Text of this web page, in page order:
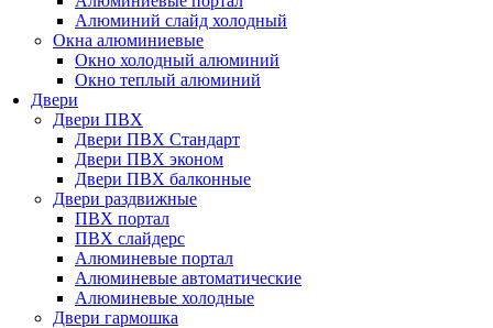
Алюминий слайд холодный
Окна алюминиевые
Окно холодный алюминий
Окно теплый алюминий
Двери
Двери ПВХ
Двери ПВХ Стандарт
Двери ПВХ эконом
Двери ПВХ балконные
Двери раздвижные
ПВХ портал
ПВХ слайдерс
Алюминевые портал
Алюминевые автоматические
Алюминевые холодные
Двери гармошка